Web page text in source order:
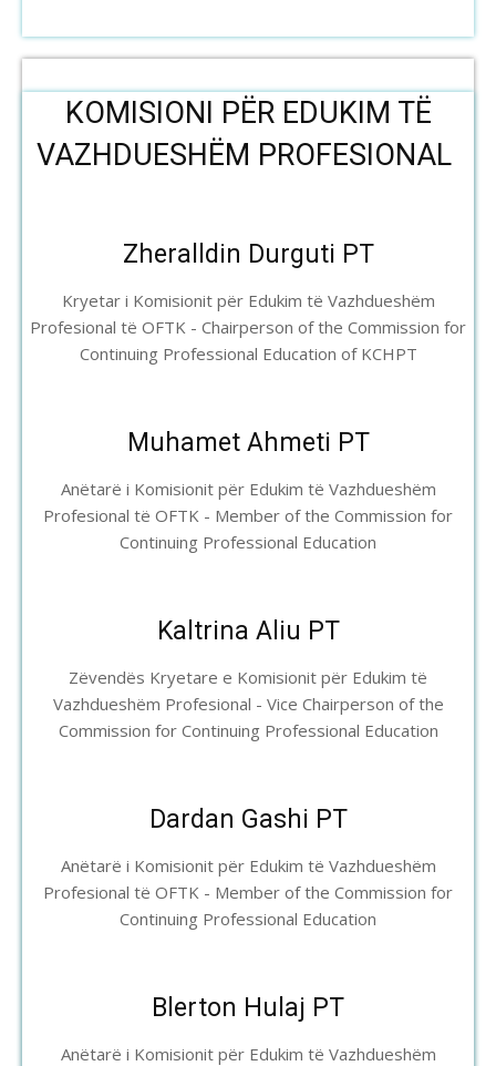
KOMISIONI PËR EDUKIM TË
VAZHDUESHËM PROFESIONAL
Zheralldin Durguti PT
Kryetar i Komisionit për Edukim të Vazhdueshëm
Profesional të OFTK - Chairperson of the Commission for
Continuing Professional Education of KCHPT
Muhamet Ahmeti PT
Anëtarë i Komisionit për Edukim të Vazhdueshëm
Profesional të OFTK - Member of the Commission for
Continuing Professional Education
Kaltrina Aliu PT
Zëvendës Kryetare e Komisionit për Edukim të
Vazhdueshëm Profesional - Vice Chairperson of the
Commission for Continuing Professional Education
Dardan Gashi PT
Anëtarë i Komisionit për Edukim të Vazhdueshëm
Profesional të OFTK - Member of the Commission for
Continuing Professional Education
Blerton Hulaj PT
Anëtarë i Komisionit për Edukim të Vazhdueshëm